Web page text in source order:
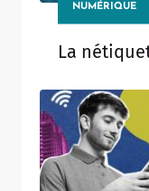
NUMÉRIQUE
La